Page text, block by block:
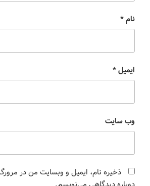
نام*
ایمیل*
وب‌ سایت
ذخیره نام، ایمیل و وبسایت من در